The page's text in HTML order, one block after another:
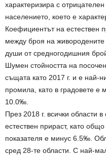
характеризира с
населението, което е
Коефициентът на естествен
между броя на
души от средногодишния
Шумен стойността на
същата като 2017 г. и е най-
промила, като в градовете
10.0‰.
През 2018 г. всички области
естествен прираст, като
показателя е минус 6.5‰.
сред 28-те области. С най-